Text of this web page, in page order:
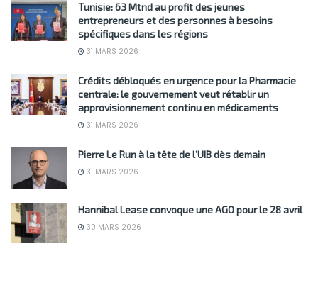
Tunisie: 63 Mtnd au profit des jeunes
entrepreneurs et des personnes à besoins
spécifiques dans les régions
31 MARS 2026
Crédits débloqués en urgence pour la Pharmacie
centrale: le gouvernement veut rétablir un
approvisionnement continu en médicaments
31 MARS 2026
Pierre Le Run à la tête de l’UIB dès demain
31 MARS 2026
Hannibal Lease convoque une AGO pour le 28 avril
30 MARS 2026